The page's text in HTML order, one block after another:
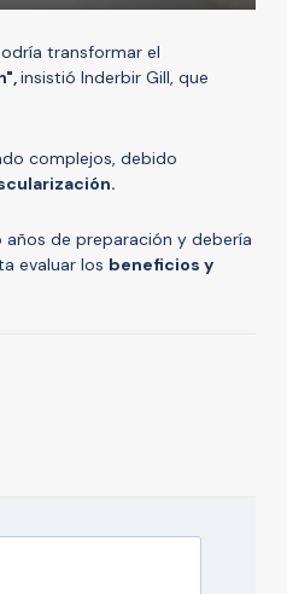
transformar el
insistió Inderbir Gill, que
complejos, debido
de preparación y debería
evaluar los beneficios y